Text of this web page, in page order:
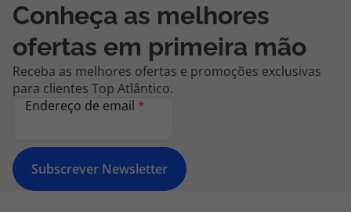
Conheça as melhores
ofertas em primeira mão
Receba as melhores ofertas e promoções exclusivas
para clientes Top Atlântico.
Endereço de email *
Subscrever Newsletter